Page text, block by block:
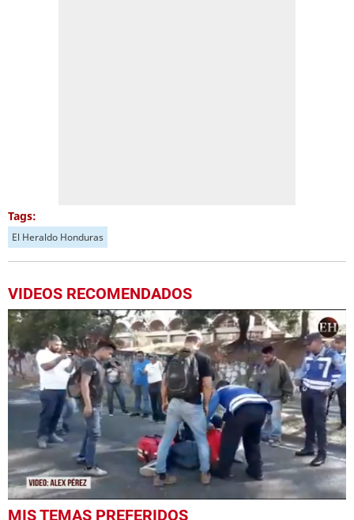
Tags:
El Heraldo Honduras
VIDEOS RECOMENDADOS
of
MIS TEMAS PREFERIDOS